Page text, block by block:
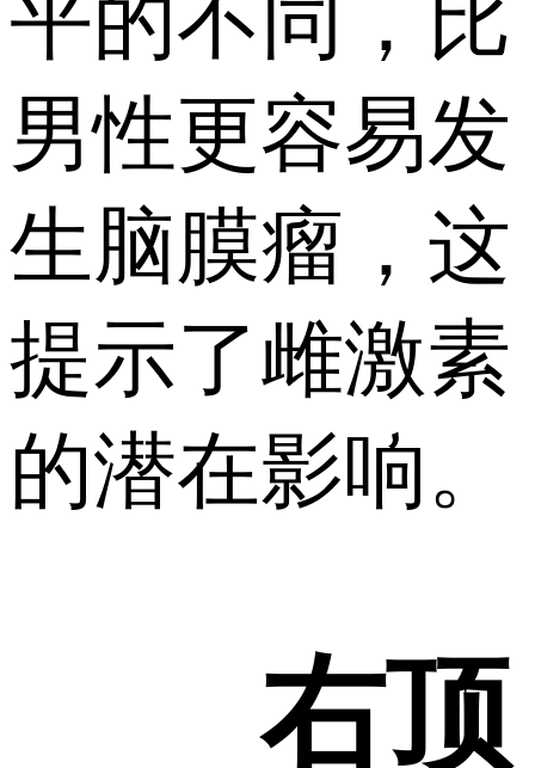
平的不同，比
男性更容易发
生脑膜瘤，这
提示了雌激素
的潜在影响。
右顶